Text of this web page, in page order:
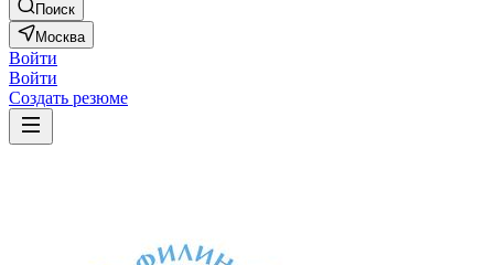
Поиск
Москва
Войти
Войти
Создать резюме